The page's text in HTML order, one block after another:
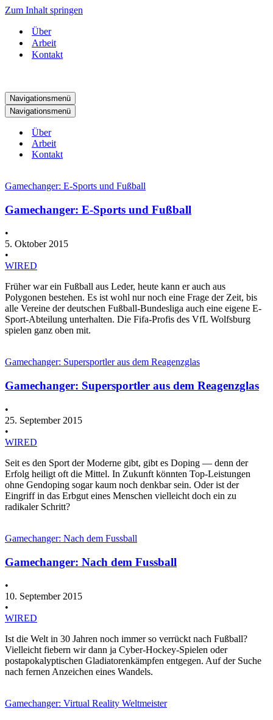
Zum Inhalt springen
Über
Arbeit
Kontakt
Navigationsmenü
Navigationsmenü
Über
Arbeit
Kontakt
Gamechanger: E-Sports und Fußball
Gamechanger: E-Sports und Fußball
•
5. Oktober 2015
•
WIRED
Früher war ein Fußball aus Leder, heute kann er auch aus
Polygonen bestehen. Es ist wohl nur noch eine Frage der Zeit, bis
alle Vereine der deutschen Fußball-Bundesliga auch eine eigene E-
Sport-Abteilung unterhalten. Die Fifa-Profis des VfL Wolfsburg
spielen ganz oben mit.
Gamechanger: Supersportler aus dem Reagenzglas
Gamechanger: Supersportler aus dem Reagenzglas
•
25. September 2015
•
WIRED
Seit es den Sport der Moderne gibt, gibt es Doping — denn der
Erfolg heiligt oft die Mittel. In Zukunft könnten Top-Leistungen
ohne Gendoping sogar kaum noch denkbar sein. Oder ist der
Eingriff in das Erbgut eines Menschen vielleicht doch ein zu
radikaler Schritt?
Gamechanger: Nach dem Fussball
Gamechanger: Nach dem Fussball
•
10. September 2015
•
WIRED
Ist die Welt in 30 Jahren noch immer so verrückt nach Fußball?
Vielleicht fiebern wir dann ja Cyber-Hockey-Spielen oder
postapokalyptischen Gladiatorenkämpfen entgegen. Auf der Suche
nach fernen Anzeichen eines Wandels.
Gamechanger: Virtual Reality Weltmeister